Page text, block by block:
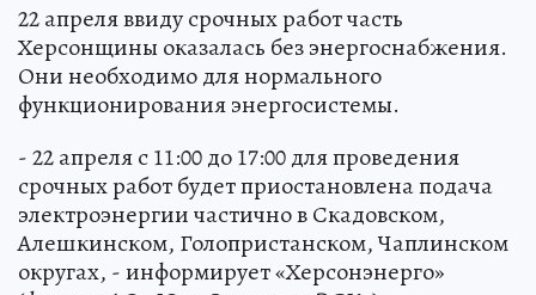
22 апреля ввиду срочных работ часть
Херсонщины оказалась без энергоснабжения.
Они необходимо для нормального
функционирования энергосистемы.
- 22 апреля с 11:00 до 17:00 для проведения
срочных работ будет приостановлена подача
электроэнергии частично в Скадовском,
Алешкинском, Голопристанском, Чаплинском
округах, - информирует «Херсонэнерго»